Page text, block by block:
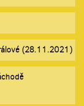
(28.11.2021)